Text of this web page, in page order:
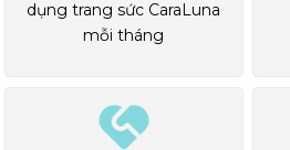
dụng trang sức CaraLuna
mỗi tháng